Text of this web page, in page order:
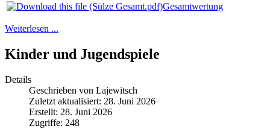
Gesamtwertung
Weiterlesen ...
Kinder und Jugendspiele
Details
Geschrieben von Lajewitsch
Zuletzt aktualisiert: 28. Juni 2026
Erstellt: 28. Juni 2026
Zugriffe: 248